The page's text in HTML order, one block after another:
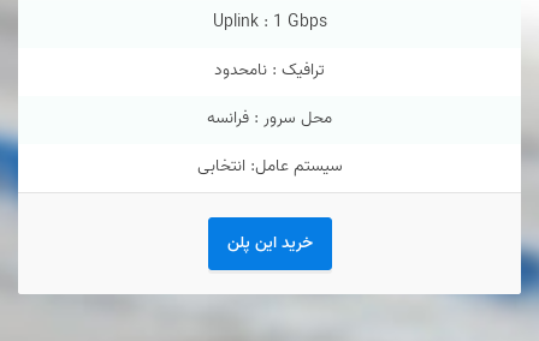
Uplink : 1 Gbps
ترافیک : نامحدود
محل سرور : فرانسه
سیستم عامل: انتخابی
خرید این پلن